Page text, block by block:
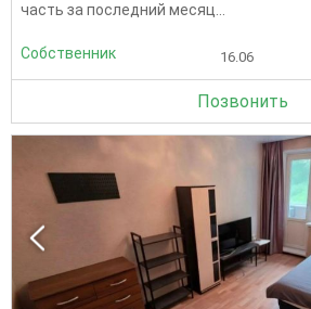
часть за последний месяц...
Собственник 16.06
Позвонить